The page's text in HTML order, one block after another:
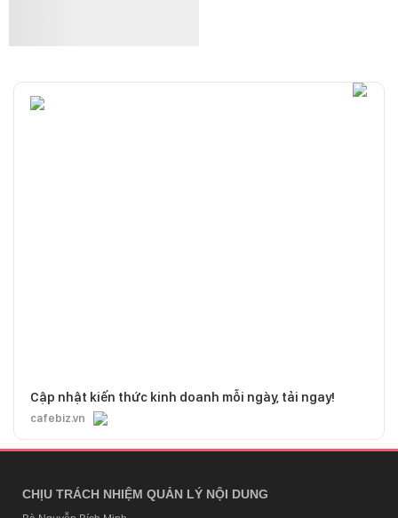
Tầng 21, Tòa nhà Center Building, Hapulico Complex, Số 01, phố
Nguyễn Huy Tưởng, phường Thanh Xuân, thành phố Hà Nội
VPĐD TẠI TP.HCM